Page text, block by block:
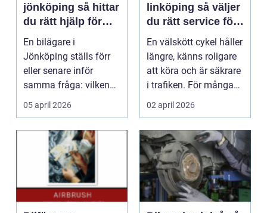
jönköping så hittar
du rätt hjälp för
bilen
En bilägare i
Jönköping ställs förr
eller senare inför
samma fråga: vilken
verkstad tar bäst hand
05 april 2026
linköping så väljer
du rätt service för
din cykel
En välskött cykel håller
längre, känns roligare
att köra och är säkrare
i trafiken. För många
som cy...
02 april 2026